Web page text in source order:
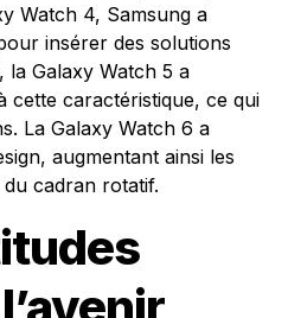
Watch 4, Samsung a
insérer des solutions
la Galaxy Watch 5 a
cette caractéristique, ce qui
La Galaxy Watch 6 a
augmentant ainsi les
cadran rotatif.